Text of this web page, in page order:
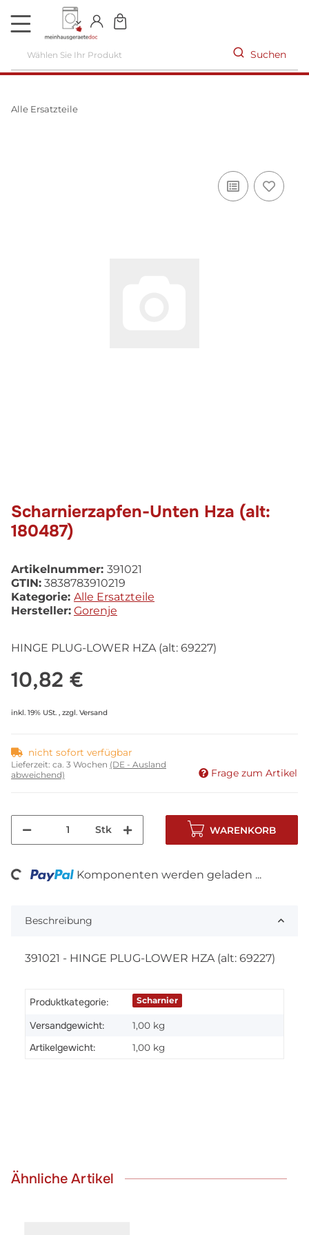
DE
Suchen
Alle Ersatzteile
Scharnierzapfen-Unten Hza (alt:
180487)
Artikelnummer: 391021
GTIN: 3838783910219
Kategorie: Alle Ersatzteile
Hersteller: Gorenje
HINGE PLUG-LOWER HZA (alt: 69227)
10,82 €
inkl. 19% USt. , zzgl. Versand
nicht sofort verfügbar
Lieferzeit: ca. 3 Wochen (DE - Ausland
abweichend)
Frage zum Artikel
Stk WARENKORB
Komponenten werden geladen ...
Beschreibung
391021 - HINGE PLUG-LOWER HZA (alt: 69227)
Produktkategorie: Scharnier
Versandgewicht: 1,00 kg
Artikelgewicht: 1,00 kg
Ähnliche Artikel